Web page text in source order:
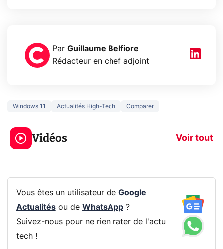
Par Guillaume Belfiore
Rédacteur en chef adjoint
Windows 11 Actualités High-Tech Comparer
Vidéos Voir tout
3 écrans en 1 pour
319€ ? Voici L'AOC
CQ32G4ZA !
prochaine
Vous êtes un utilisateur de Google
Actualitésou de WhatsApp?
Suivez-nous pour ne rien rater de l'actu
tech !